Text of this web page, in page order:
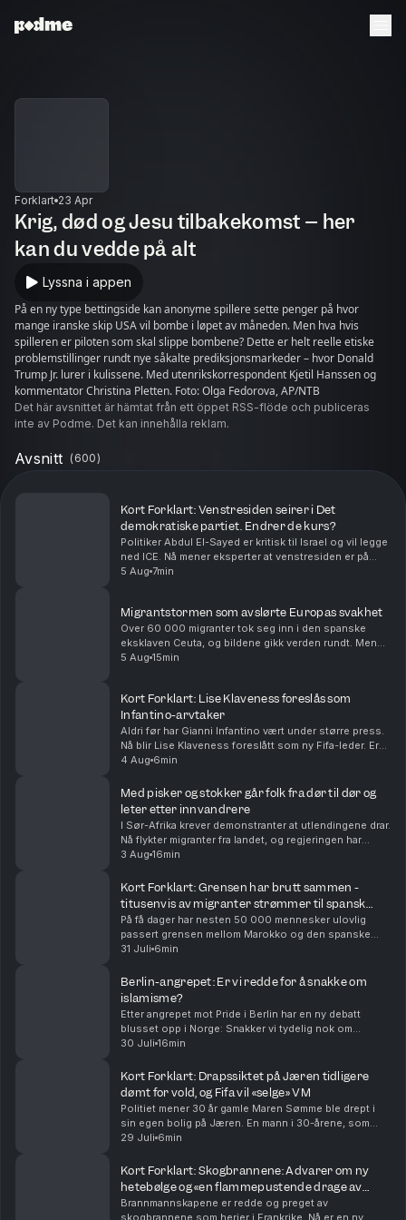
Forklart 23 Apr
Krig, død og Jesu tilbakekomst – her
kan du vedde på alt
Lyssna i appen
På en ny type bettingside kan anonyme spillere sette penger på hvor
mange iranske skip USA vil bombe i løpet av måneden. Men hva hvis
spilleren er piloten som skal slippe bombene? Dette er helt reelle etiske
problemstillinger rundt nye såkalte prediksjonsmarkeder – hvor Donald
Trump Jr. lurer i kulissene. Med utenrikskorrespondent Kjetil Hanssen og
kommentator Christina Pletten. Foto: Olga Fedorova, AP/NTB
Det här avsnittet är hämtat från ett öppet RSS-flöde och publiceras
inte av Podme. Det kan innehålla reklam.
Avsnitt (600)
Kort Forklart: Venstresiden seirer i Det
demokratiske partiet. Endrer de kurs?
Politiker Abdul El-Sayed er kritisk til Israel og vil legge
ned ICE. Nå mener eksperter at venstresiden er på
fremmarsj i Det demokratiske partiet i USA. Vi
5 Aug 7min
Migrantstormen som avslørte Europas svakhet
Over 60 000 migranter tok seg inn i den spanske
eksklaven Ceuta, og bildene gikk verden rundt. Men
den virale fortellingen om hva som skjedde kan bli
5 Aug 15min
Kort Forklart: Lise Klaveness foreslås som
Infantino-arvtaker
Aldri før har Gianni Infantino vært under større press.
Nå blir Lise Klaveness foreslått som ny Fifa-leder. Er
det realistisk? Vi oppsummerer nyhetene for deg, i
4 Aug 6min
Med pisker og stokker går folk fra dør til dør og
leter etter innvandrere
I Sør-Afrika krever demonstranter at utlendingene drar.
Nå flykter migranter fra landet, og regjeringen har
deportert over 50 000. Både folk i gatene og
3 Aug 16min
Kort Forklart: Grensen har brutt sammen -
titusenvis av migranter strømmer til spansk
eksklave
På få dager har nesten 50 000 mennesker ulovlig
passert grensen mellom Marokko og den spanske
eksklaven Ceuta. Mange har tatt sjøveien med
gjerder. N...
31 Juli 6min
Berlin-angrepet: Er vi redde for å snakke om
islamisme?
Etter angrepet mot Pride i Berlin har en ny debatt
blusset opp i Norge: Snakker vi tydelig nok om
ideologien bak islamistisk terror? Og hva sier
Med u...
30 Juli 16min
Kort Forklart: Drapssiktet på Jæren tidligere
dømt for vold, og Fifa vil «selge» VM
Politiet mener 30 år gamle Maren Sømme ble drept i
sin egen bolig på Jæren. En mann i 30-årene, som
også var Sømmes kjæreste og samboer, er siktet for
29 Juli 6min
Kort Forklart: Skogbrannene: Advarer om ny
hetebølge og «en flammepustende drage av
skyer».
Brannmannskapene er redde og preget av
skogbrannene som herjer i Frankrike. Nå er en ny